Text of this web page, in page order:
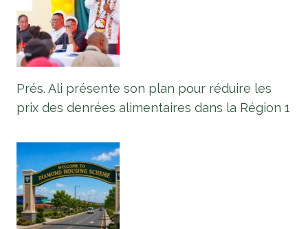
Prés. Ali présente son plan pour réduire les
prix des denrées alimentaires dans la Région 1